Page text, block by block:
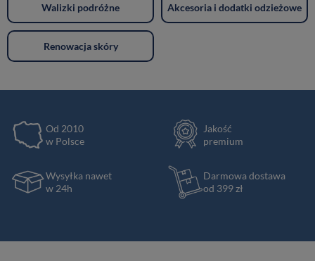
Walizki podróżne Akcesoria i dodatki odzieżowe
Renowacja skóry
Od 2010
w Polsce
Jakość
premium
Wysyłka nawet
w 24h
Darmowa dostawa
od 399 zł